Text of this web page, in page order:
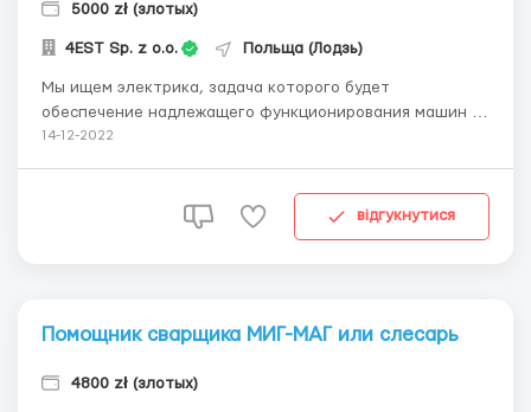
5000 zł (злотых)
4EST Sp. z o.o. Польща (Лодзь)
Мы ищем электрика, задача которого будет
обеспечение надлежащего функционирования машин и
установок с целью обеспечения непрерывности
Требования: техническое образование по профилю
14-12-2022
відгукнутися
Помощник сварщика МИГ-МАГ или слесарь
4800 zł (злотых)